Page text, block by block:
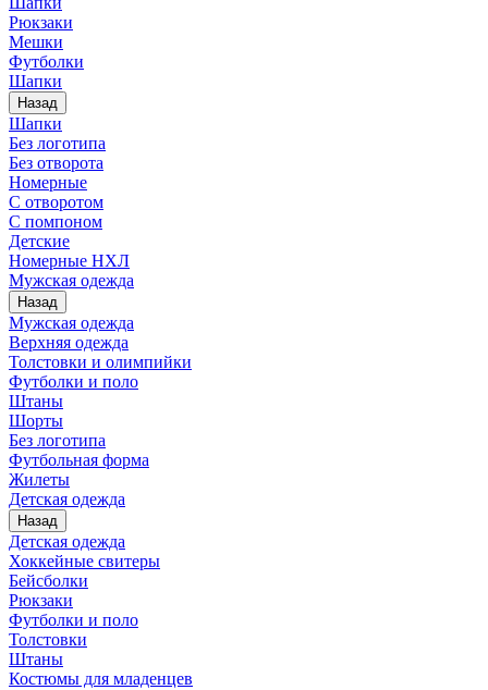
Рюкзаки
Мешки
Футболки
Шапки
Назад
Шапки
Без логотипа
Без отворота
Номерные
С отворотом
С помпоном
Детские
Номерные НХЛ
Мужская одежда
Назад
Мужская одежда
Верхняя одежда
Толстовки и олимпийки
Футболки и поло
Штаны
Шорты
Без логотипа
Футбольная форма
Жилеты
Детская одежда
Назад
Детская одежда
Хоккейные свитеры
Бейсболки
Рюкзаки
Футболки и поло
Толстовки
Штаны
Костюмы для младенцев